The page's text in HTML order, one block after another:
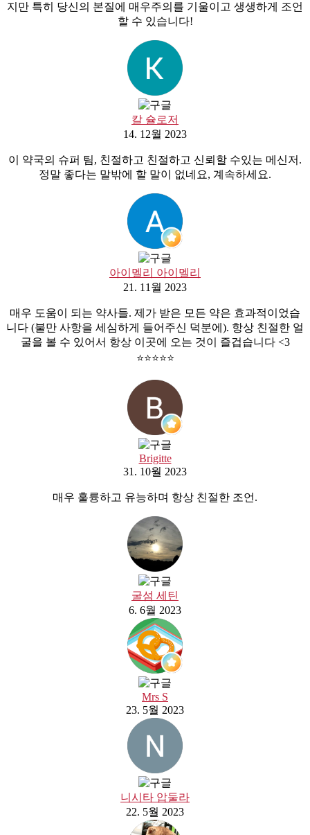
지만 특히 당신의 본질에 매우주의를 기울이고 생생하게 조언
할 수 있습니다!
칼 슐로저
14. 12월 2023
이 약국의 슈퍼 팀, 친절하고 친절하고 신뢰할 수있는 메신저.
정말 좋다는 말밖에 할 말이 없네요, 계속하세요.
아이멜리 아이멜리
21. 11월 2023
매우 도움이 되는 약사들. 제가 받은 모든 약은 효과적이었습
니다 (불만 사항을 세심하게 들어주신 덕분에). 항상 친절한 얼
굴을 볼 수 있어서 항상 이곳에 오는 것이 즐겁습니다 <3
⭐️⭐️⭐️⭐️⭐️
Brigitte
31. 10월 2023
매우 훌륭하고 유능하며 항상 친절한 조언.
굴섬 세틴
6. 6월 2023
Mrs S
23. 5월 2023
니시타 압둘라
22. 5월 2023